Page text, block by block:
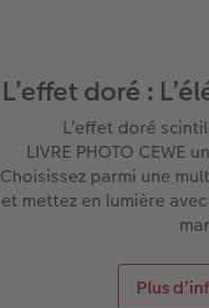
L’effet doré :
L’effet doré
LIVRE PHOTO CEWE
Choisissez parmi une
et mettez en lumière
Plus